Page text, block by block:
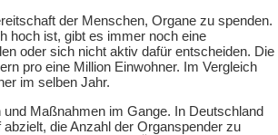
der Menschen, Organe zu spenden.
hoch ist, gibt es immer noch eine
oder sich nicht aktiv dafür entscheiden. Die
pro eine Million Einwohner. Im Vergleich
im selben Jahr.
Maßnahmen im Gange. In Deutschland
die Anzahl der Organspender zu